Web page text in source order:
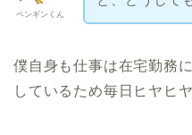
ペンギンくん
僕自身も仕事は在宅勤務
しているため毎日ヒヤヒ